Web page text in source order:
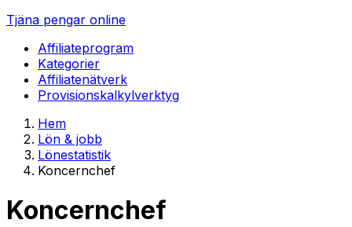
Tjäna pengar online
Affiliateprogram
Kategorier
Affiliatenätverk
Provisionskalkylverktyg
Hem
Lön & jobb
Lönestatistik
Koncernchef
Koncernchef